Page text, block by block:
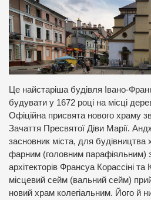
Це найстаріша будівля Івано-
будувати у 1672 році на місці
Офіційна присвята нового храму
Зачаття Пресвятої Діви Марії.
засновник міста, для будівництва
фарним (головним парафіяльним)
архітекторів Франсуа Корассіні
місцевий сейм (вальний сейм)
новий храм колегіальним. Його й